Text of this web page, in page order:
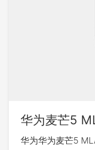
华为麦芒5
华为华为麦芒5